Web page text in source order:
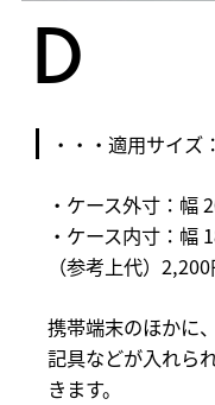
D
・・・適用サイズ
・ケース外寸：幅
・ケース内寸：幅
（参考上代）
携帯端末のほかに
記具などが入れら
きます。